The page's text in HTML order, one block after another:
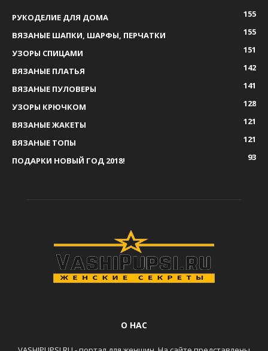
РУКОДЕЛИЕ ДЛЯ ДОМА
155
ВЯЗАНЫЕ ШАПКИ, ШАРФЫ, ПЕРЧАТКИ
155
УЗОРЫ СПИЦАМИ
151
ВЯЗАНЫЕ ПЛАТЬЯ
142
ВЯЗАНЫЕ ПУЛОВЕРЫ
141
УЗОРЫ КРЮЧКОМ
128
ВЯЗАНЫЕ ЖАКЕТЫ
121
ВЯЗАНЫЕ ТОПЫ
121
ПОДАРКИ НОВЫЙ ГОД 2018!
93
О НАС